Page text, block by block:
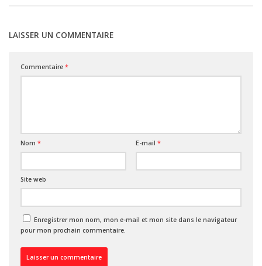
LAISSER UN COMMENTAIRE
Commentaire *
Nom * E-mail *
Site web
Enregistrer mon nom, mon e-mail et mon site dans le navigateur
pour mon prochain commentaire.